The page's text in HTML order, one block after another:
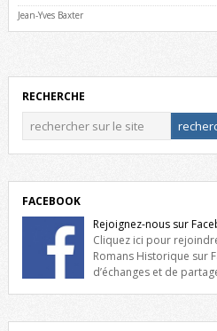
Jean-Yves Baxter
RECHERCHE
FACEBOOK
Rejoignez-nous sur
Cliquez ici pour
Romans Historique sur
d’échanges et de